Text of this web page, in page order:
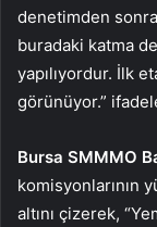
denetimden
buradaki katma
yapılıyordur. İlk
görünüyor.”
Bursa SMMMO
komisyonlarının
altını çizerek,